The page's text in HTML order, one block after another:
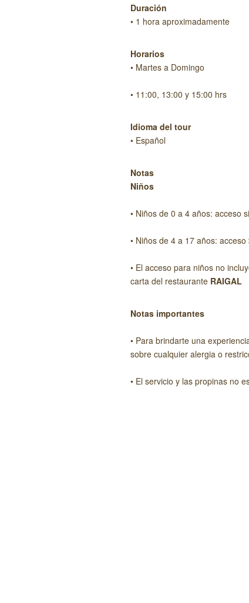
Duración
• 1 hora aproximadamente
Horarios
• Martes a Domingo
• 11:00, 13:00 y 15:00 hrs
Idioma del tour
• Español
Notas
Niños
• Niños de 0 a 4 años: acceso
• Niños de 4 a 17 años:
• El acceso para niños no
carta del restaurante RAIGAL
Notas importantes
• Para brindarte una
sobre cualquier alergia o
• El servicio y las propinas no